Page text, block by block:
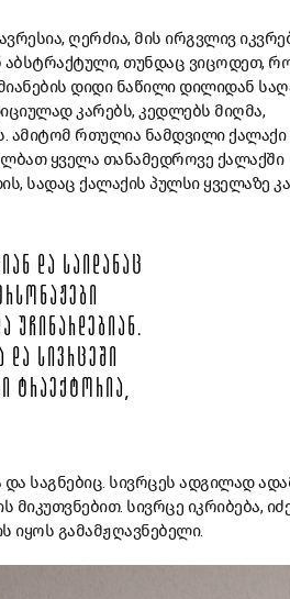
ღერძია, მის ირგვლივ
თუნდაც ვიცოდეთ,
დიდი ნაწილი დილიდან
კარებს, კედლებს მიღმა,
ამიტომ რთულია ნამდვილი ქალაქი
ყველა თანამედროვე ქალაქში
სადაც ქალაქის პულსი ყველაზე
ᲓᲐ ᲡᲐᲘᲓᲐᲜᲐᲪ
ᲣᲩᲘᲜᲐᲠᲓᲔᲑᲘᲐᲜ.
ᲓᲐ ᲡᲘᲕᲠᲪᲔᲨᲘ
ᲢᲠᲐᲔᲥᲢᲝᲠᲘᲐ,
საგნებიც. სივრცეს ადგილად
მიკუთვნებით. სივრცე იკრიბება,
იყოს გამამჟღავნებელი.